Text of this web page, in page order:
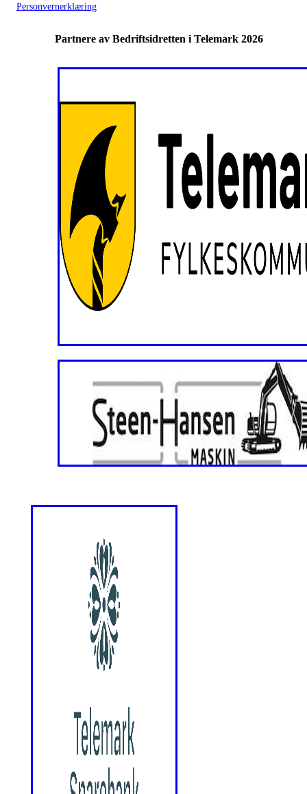
Personvernerklæring
Partnere av Bedriftsidretten i Telemark 2026